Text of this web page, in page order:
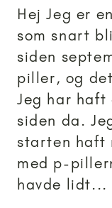
Hej Jeg er
som snart
siden
piller, og
Jeg har
siden da.
starten haft
med p-
havde lidt...